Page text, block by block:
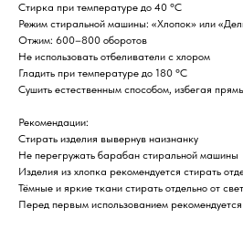
Стирка при температуре до 40 °C
Режим стиральной машины: «Хлопок» или
Отжим: 600–800 оборотов
Не использовать отбеливатели с хлором
Гладить при температуре до 180 °C
Сушить естественным способом, избегая
Рекомендации:
Стирать изделия вывернув наизнанку
Не перегружать барабан стиральной машины
Изделия из хлопка рекомендуется стирать
Тёмные и яркие ткани стирать отдельно от
Перед первым использованием рекомендуется